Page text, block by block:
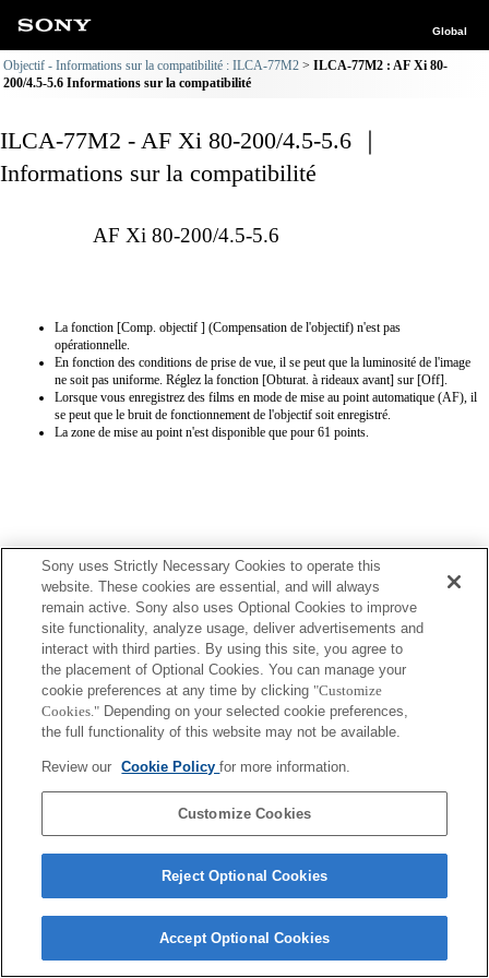
Global
Objectif - Informations sur la compatibilité : ILCA-77M2
ILCA-77M2 : AF Xi 80-
200/4.5-5.6 Informations sur la compatibilité
ILCA-77M2 - AF Xi 80-200/4.5-5.6 ｜
Informations sur la compatibilité
AF Xi 80-200/4.5-5.6
La fonction [Comp. objectif ] (Compensation de l'objectif) n'est pas
opérationnelle.
En fonction des conditions de prise de vue, il se peut que la luminosité de l'image
ne soit pas uniforme. Réglez la fonction [Obturat. à rideaux avant] sur [Off].
Lorsque vous enregistrez des films en mode de mise au point automatique (AF), il
se peut que le bruit de fonctionnement de l'objectif soit enregistré.
La zone de mise au point n'est disponible que pour 61 points.
Terms of Use Contact Us
Copyright 2026 Sony Corporation
Sony uses Strictly Necessary Cookies to operate this
website. These cookies are essential, and will always
remain active. Sony also uses Optional Cookies to improve
site functionality, analyze usage, deliver advertisements and
interact with third parties. By using this site, you agree to
the placement of Optional Cookies. You can manage your
cookie preferences at any time by clicking "Customize
Cookies." Depending on your selected cookie preferences,
the full functionality of this website may not be available.
Review our Cookie Policyfor more information.
Customize Cookies
Reject Optional Cookies
Accept Optional Cookies